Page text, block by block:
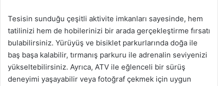
Tesisin sunduğu çeşitli aktivite imkanları sayesinde, hem
tatilinizi hem de hobilerinizi bir arada gerçekleştirme fırsatı
bulabilirsiniz. Yürüyüş ve bisiklet parkurlarında doğa ile
baş başa kalabilir, tırmanış parkuru ile adrenalin seviyenizi
yükseltebilirsiniz. Ayrıca, ATV ile eğlenceli bir sürüş
deneyimi yaşayabilir veya fotoğraf çekmek için uygun